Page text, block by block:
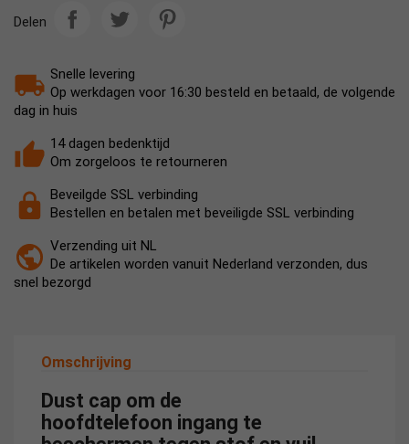
Delen
Snelle levering
Op werkdagen voor 16:30 besteld en betaald, de volgende
dag in huis
14 dagen bedenktijd
Om zorgeloos te retourneren
Beveilgde SSL verbinding
Bestellen en betalen met beveiligde SSL verbinding
Verzending uit NL
De artikelen worden vanuit Nederland verzonden, dus
snel bezorgd
Omschrijving
Dust cap om de
hoofdtelefoon ingang te